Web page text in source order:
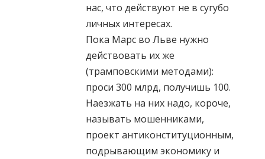
нас, что действуют не в сугубо
личных интересах.
Пока Марс во Льве нужно
действовать их же
(трамповскими методами):
проси 300 млрд, получишь 100.
Наезжать на них надо, короче,
называть мошенниками,
проект антиконституционным,
подрывающим экономику и